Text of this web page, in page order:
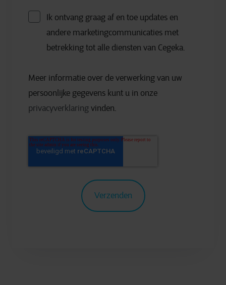
Ik ontvang graag af en toe updates en
andere marketingcommunicaties met
betrekking tot alle diensten van Cegeka.
Meer informatie over de verwerking van uw
persoonlijke gegevens kunt u in onze
privacyverklaring vinden.